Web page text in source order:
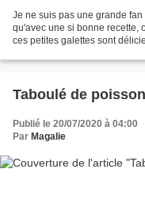
Je ne suis pas une grande
qu'avec une si bonne recette,
ces petites galettes sont
Taboulé de
Publié le 20/07/2020 à 04:00
Par Magalie